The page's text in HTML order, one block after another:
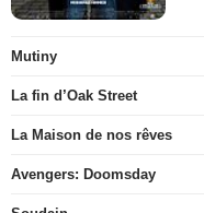
Mutiny
La fin d’Oak Street
La Maison de nos rêves
Avengers: Doomsday